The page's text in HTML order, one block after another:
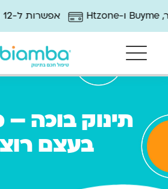
אפשרות ל-12 תשלומים שווים ללא ריבית
תינוק בוכה
בעצם